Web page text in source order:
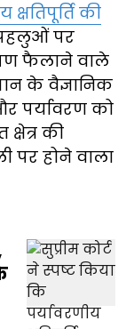
क्षतिपूर्ति की
पर
फैलाने वाले
के वैज्ञानिक
पर्यावरण को
की
पर होने वाला